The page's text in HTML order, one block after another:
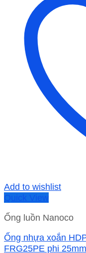
Add to wishlist
Quick View
Ống luồn Nanoco
Ống nhựa xoắn
FRG25PE phi 25mm